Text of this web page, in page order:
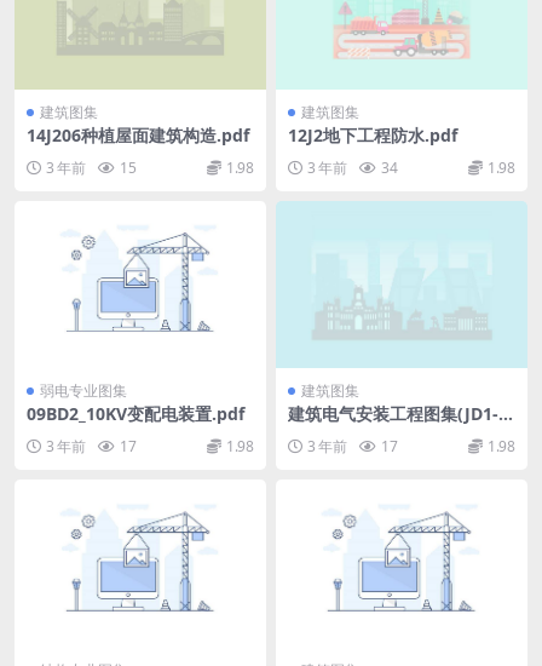
建筑图集
14J206种植屋面建筑构造.pdf
3 年前 15 1.98
建筑图集
12J2地下工程防水.pdf
3 年前 34 1.98
弱电专业图集
09BD2_10KV变配电装置.pdf
3 年前 17 1.98
建筑图集
建筑电气安装工程图集(JD1-3
3 年前 17 1.98